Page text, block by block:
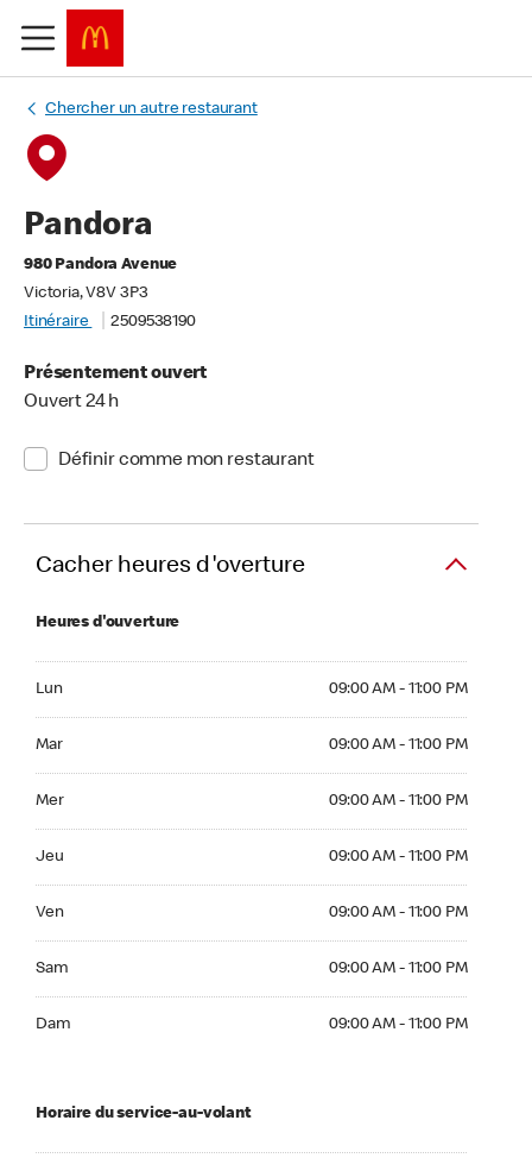
Chercher un autre restaurant
Pandora
980 Pandora Avenue
Victoria, V8V 3P3
Itinéraire
2509538190
Présentement ouvert
Ouvert 24 h
Définir comme mon restaurant
Cacher heures d'overture
Heures d'ouverture
Lun 09:00 AM - 11:00 PM
Mar 09:00 AM - 11:00 PM
Mer 09:00 AM - 11:00 PM
Jeu 09:00 AM - 11:00 PM
Ven 09:00 AM - 11:00 PM
Sam 09:00 AM - 11:00 PM
Dam 09:00 AM - 11:00 PM
Horaire du service-au-volant